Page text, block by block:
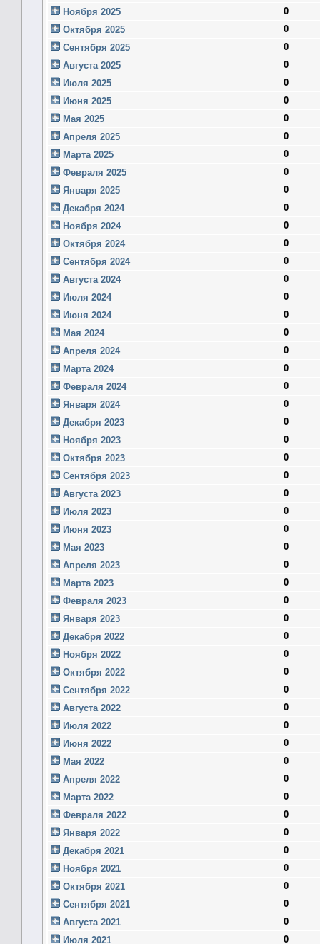
Ноября 2025
0
Октября 2025
0
Сентября 2025
0
Августа 2025
0
Июля 2025
0
Июня 2025
0
Мая 2025
0
Апреля 2025
0
Марта 2025
0
Февраля 2025
0
Января 2025
0
Декабря 2024
0
Ноября 2024
0
Октября 2024
0
Сентября 2024
0
Августа 2024
0
Июля 2024
0
Июня 2024
0
Мая 2024
0
Апреля 2024
0
Марта 2024
0
Февраля 2024
0
Января 2024
0
Декабря 2023
0
Ноября 2023
0
Октября 2023
0
Сентября 2023
0
Августа 2023
0
Июля 2023
0
Июня 2023
0
Мая 2023
0
Апреля 2023
0
Марта 2023
0
Февраля 2023
0
Января 2023
0
Декабря 2022
0
Ноября 2022
0
Октября 2022
0
Сентября 2022
0
Августа 2022
0
Июля 2022
0
Июня 2022
0
Мая 2022
0
Апреля 2022
0
Марта 2022
0
Февраля 2022
0
Января 2022
0
Декабря 2021
0
Ноября 2021
0
Октября 2021
0
Сентября 2021
0
Августа 2021
0
Июля 2021
0